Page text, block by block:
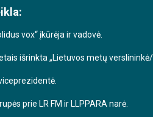
vox“ įkūrėja ir vadovė.
išrinkta „Lietuvos metų verslininkė/
prie LR FM ir LLPPARA narė.